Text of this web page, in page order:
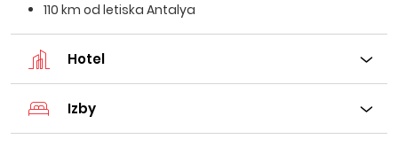
110 km od letiska Antalya
Hotel
Izby